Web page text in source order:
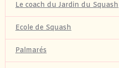
Le coach du Jardin du Squash
Ecole de Squash
Palmarés